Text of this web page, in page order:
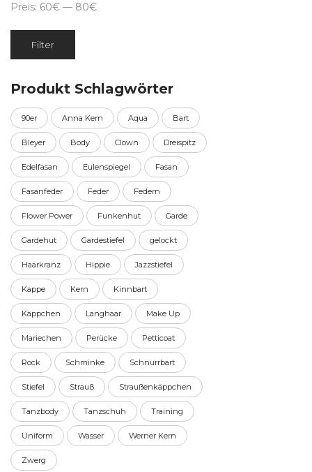
Filter
Preis: 60€ — 80€
Produkt Schlagwörter
90er Anna Kern Aqua Bart
Bleyer Body Clown Dreispitz
Edelfasan Eulenspiegel Fasan
Fasanfeder Feder Federn
Flower Power Funkenhut Garde
Gardehut Gardestiefel gelockt
Haarkranz Hippie Jazzstiefel
Kappe Kern Kinnbart
Käppchen Langhaar Make Up
Mariechen Perücke Petticoat
Rock Schminke Schnurrbart
Stiefel Strauß Straußenkäppchen
Tanzbody Tanzschuh Training
Uniform Wasser Werner Kern
Zwerg